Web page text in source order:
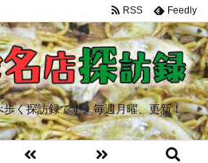
く探訪録です。毎週月曜、更新！
RSS Feedly